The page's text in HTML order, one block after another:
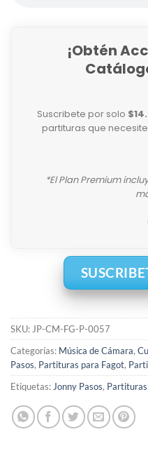
¡Obtén
Suscribete por solo
partituras que
*El Plan Premium
SKU: JP-CM-FG-P-0057
Categorías: Música de Cámara,
Pasos, Partituras para Fagot,
Etiquetas: Jonny Pasos, Partituras